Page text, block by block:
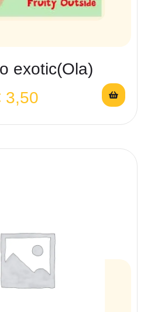
exotic(Ola)
3,50